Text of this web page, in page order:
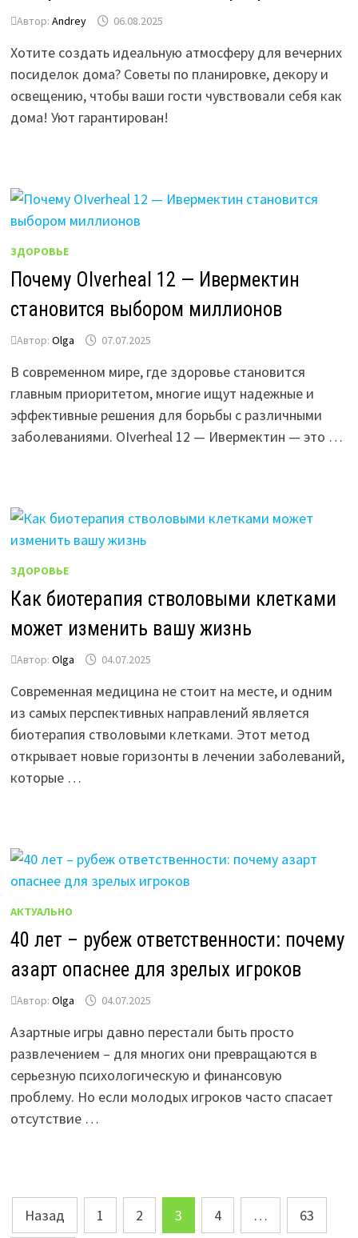
Автор:Andrey 06.08.2025
Хотите создать идеальную атмосферу для вечерних
посиделок дома? Советы по планировке, декору и
освещению, чтобы ваши гости чувствовали себя как
дома! Уют гарантирован!
ЗДОРОВЬЕ
Почему OIverheal 12 — Ивермектин
становится выбором миллионов
Автор:Olga 07.07.2025
В современном мире, где здоровье становится
главным приоритетом, многие ищут надежные и
эффективные решения для борьбы с различными
заболеваниями. OIverheal 12 — Ивермектин — это …
ЗДОРОВЬЕ
Как биотерапия стволовыми клетками
может изменить вашу жизнь
Автор:Olga 04.07.2025
Современная медицина не стоит на месте, и одним
из самых перспективных направлений является
биотерапия стволовыми клетками. Этот метод
открывает новые горизонты в лечении заболеваний,
которые …
АКТУАЛЬНО
40 лет – рубеж ответственности: почему
азарт опаснее для зрелых игроков
Автор:Olga 04.07.2025
Азартные игры давно перестали быть просто
развлечением – для многих они превращаются в
серьезную психологическую и финансовую
проблему. Но если молодых игроков часто спасает
отсутствие …
Пагинация
Назад 1 2 3 4 … 63